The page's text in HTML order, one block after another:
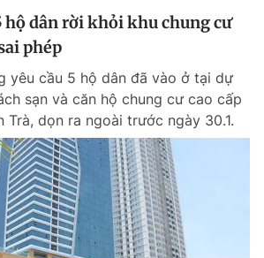
hộ dân rời khỏi khu chung cư
phép
yêu cầu 5 hộ dân đã vào ở tại dự
sạn và căn hộ chung cư cao cấp
Trà, dọn ra ngoài trước ngày 30.1.